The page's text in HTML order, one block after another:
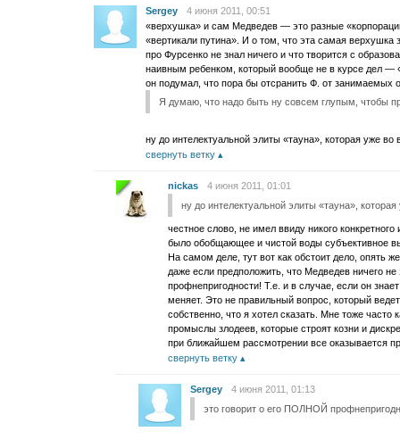
Sergey
4 июня 2011, 00:51
«верхушка» и сам Медведев — это разные
«вертикали путина». И о том, что эта самая
про Фурсенко не знал ничего и что творится с
наивным ребенком, который вообще не в курсе дел
он подумал, что пора бы отсранить Ф. от занимаемых
Я думаю, что надо быть ну совсем глупым, чтобы
ну до интелектуальной элиты «тауна», которая уже
свернуть ветку
nickas
4 июня 2011, 01:01
ну до интелектуальной элиты «тауна»,
честное слово, не имел ввиду никого
было обобщающее и чистой воды субъективное
На самом деле, тут вот как обстоит дело, опять
даже если предположить, что Медведев ничего
профнепригодности! Т.е. и в случае, если он
меняет. Это не правильный вопрос, который
собственно, что я хотел сказать. Мне тоже
промыслы злодеев, которые строят козни и
при ближайшем рассмотрении все оказывается
свернуть ветку
Sergey
4 июня 2011, 01:13
это говорит о его ПОЛНОЙ